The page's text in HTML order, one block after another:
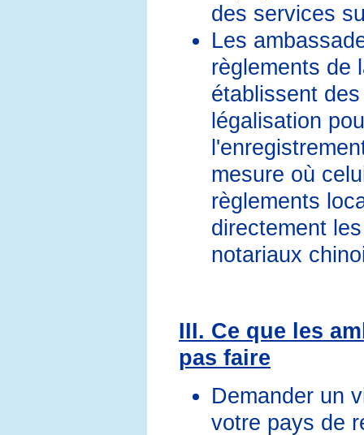
des services
Les
règlements de
établissent
légalisation
mesure où
règlements
directement
notariaux
III. Ce que les
pas faire
Demander un
votre pays de